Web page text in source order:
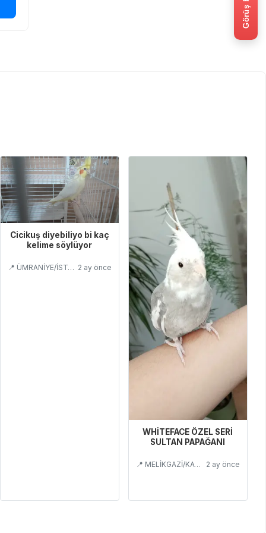
Cicikuş diyebiliyo bi kaç
kelime söylüyor
📍 ÜMRANİYE/İSTANBUL 2 ay önce
WHİTEFACE ÖZEL SERİ
SULTAN PAPAĞANI
📍 MELİKGAZİ/KAYSERİ 2 ay önce